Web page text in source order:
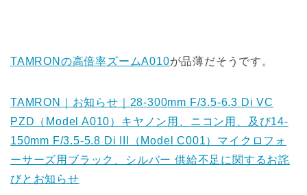
TAMRONの高倍率ズームA010が品薄だそうです。
TAMRON｜お知らせ｜28-300mm F/3.5-6.3 Di VC
PZD（Model A010）キヤノン用、ニコン用、及び14-
150mm F/3.5-5.8 Di III（Model C001）マイクロフォ
ーサーズ用ブラック、シルバー 供給不足に関するお詫
びとお知らせ